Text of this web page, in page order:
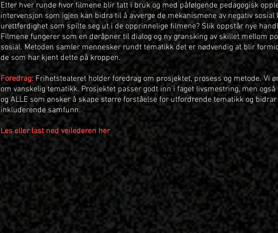
Etter hver runde hvor filmene blir tatt i bruk og med påfølgende pedagogisk
intervensjon som igjen kan bidra til å avverge de mekanismene av negativ sosial
urettferdighet som spilte seg ut i de opprinnelige filmene? Slik oppstår nye
Filmene fungerer som en døråpner til dialog og ny gransking av skillet mellom
sosial. Metoden samler mennesker rundt tematikk det er nødvendig at blir
de som har kjent dette på kroppen.
Foredrag: Frihetsteateret holder foredrag om prosjektet, prosess og metode. Vi
om vanskelig tematikk. Prosjektet passer godt inn i faget livsmestring, men
og ALLE som ønsker å skape større forståelse for utfordrende tematikk og
inkluderende samfunn.
Les eller last ned veilederen her